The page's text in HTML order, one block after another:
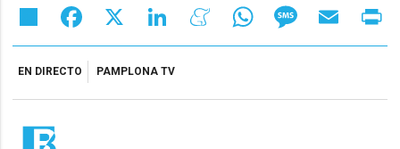
Share Facebook LinkedIn MeneameWhatsAppMessageEmail
EN DIRECTO PAMPLONA TV